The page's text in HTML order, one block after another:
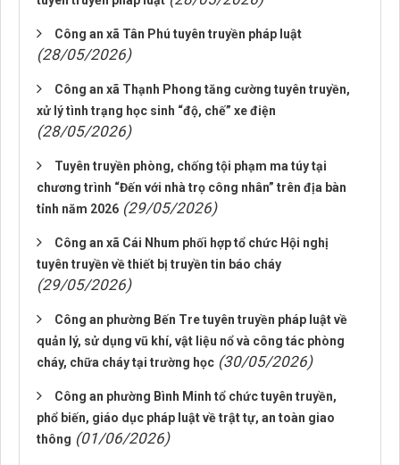
Công an xã Tân Phú tuyên truyền pháp luật
(28/05/2026)
Công an xã Thạnh Phong tăng cường tuyên truyền,
xử lý tình trạng học sinh “độ, chế” xe điện
(28/05/2026)
Tuyên truyền phòng, chống tội phạm ma túy tại
chương trình “Đến với nhà trọ công nhân” trên địa bàn
tỉnh năm 2026 (29/05/2026)
Công an xã Cái Nhum phối hợp tổ chức Hội nghị
tuyên truyền về thiết bị truyền tin báo cháy
(29/05/2026)
Công an phường Bến Tre tuyên truyền pháp luật về
quản lý, sử dụng vũ khí, vật liệu nổ và công tác phòng
cháy, chữa cháy tại trường học (30/05/2026)
Công an phường Bình Minh tổ chức tuyên truyền,
phổ biến, giáo dục pháp luật về trật tự, an toàn giao
thông (01/06/2026)